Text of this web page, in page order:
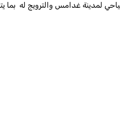
للعام 2013 والتي تهدف إلى تشجيع النشاط السياحي لمدينة غدامس